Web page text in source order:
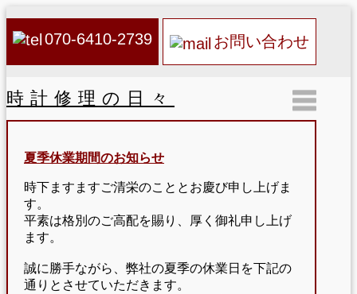
070-6410-2739 お問い合わせ
時計修理の日々
夏季休業期間のお知らせ
時下ますますご清栄のこととお慶び申し上げま
す。
平素は格別のご高配を賜り、厚く御礼申し上げ
ます。
誠に勝手ながら、弊社の夏季の休業日を下記の
通りとさせていただきます。